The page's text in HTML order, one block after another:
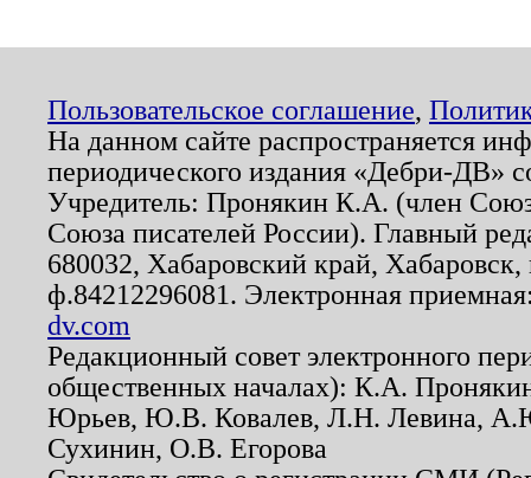
Пользовательское соглашение,
На данном сайте распространяется
периодического издания «Дебри-ДВ»
Учредитель: Пронякин К.А. (член
Союза писателей России). Главный
680032, Хабаровский край,
ф.84212296081. Электронная
dv.com
Редакционный совет электронного
общественных началах): К.А.
Юрьев, Ю.В. Ковалев, Л.Н. Левина,
Сухинин, О.В. Егорова